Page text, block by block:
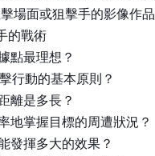
擊場面或狙擊手的影像作品
的戰術
點最理想？
行動的基本原則？
離是多長？
地掌握目標的周遭狀況？
發揮多大的效果？